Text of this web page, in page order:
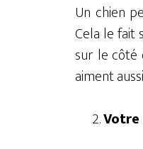
Un chien
Cela le fait
sur le côté
aiment